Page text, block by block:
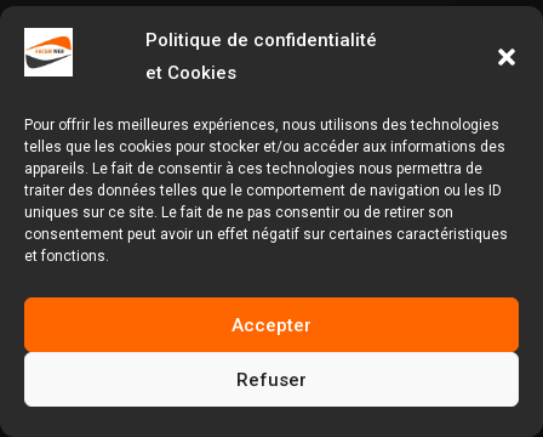
Politique de confidentialité
et Cookies
Pour offrir les meilleures expériences, nous utilisons des technologies
telles que les cookies pour stocker et/ou accéder aux informations des
appareils. Le fait de consentir à ces technologies nous permettra de
traiter des données telles que le comportement de navigation ou les ID
uniques sur ce site. Le fait de ne pas consentir ou de retirer son
consentement peut avoir un effet négatif sur certaines caractéristiques
et fonctions.
Accepter
Refuser